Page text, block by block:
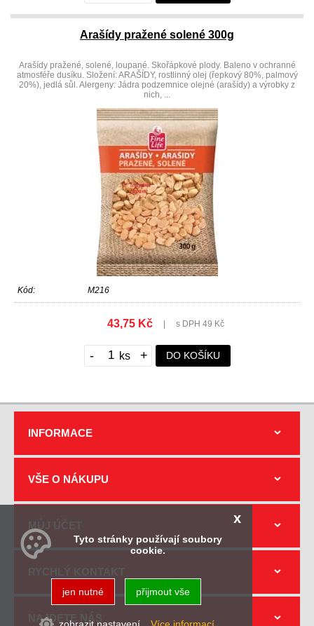
Arašídy pražené solené 300g
Arašídy pražené, solené, loupané. Skořápkové plody. Baleno v ochranné
atmosféře dusíku. Složení: ARAŠÍDY, rostlinný olej (řepkový 80%, palmový
20%), jedlá sůl. Alergeny: Jádra podzemnice olejné (arašídy) a výrobky z
nich, ...
Kód: M216
43,75 Kč | s DPH 49 Kč
- + DO KOŠÍKU
INFORMACE
VŠE O NÁKUPU
NAJDETE NÁS
x
Tyto stránky používají soubory
cookie.
jen nutné přijmout vše